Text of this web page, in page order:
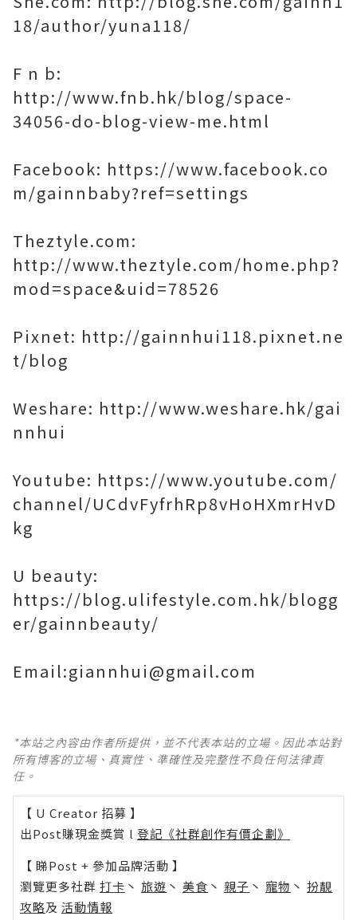
18/author/yuna118/
F n b:
http://www.fnb.hk/blog/space-
34056-do-blog-view-me.html
Facebook: https://www.facebook.co
m/gainnbaby?ref=settings
Theztyle.com:
http://www.theztyle.com/home.php?
mod=space&uid=78526
Pixnet: http://gainnhui118.pixnet.ne
t/blog
Weshare: http://www.weshare.hk/gai
nnhui
Youtube: https://www.youtube.com/
channel/UCdvFyfrhRp8vHoHXmrHvD
kg
U beauty:
https://blog.ulifestyle.com.hk/blogg
er/gainnbeauty/
Email:giannhui@gmail.com
*本站之內容由作者所提供，並不代表本站的立場。因此本站對
所有博客的立場、真實性、準確性及完整性不負任何法律責
任。
【 U Creator 招募 】
出Post賺現金獎賞 l 登記《社群創作有價企劃》
【 睇Post + 參加品牌活動 】
瀏覽更多社群 打卡 丶 旅遊 丶 美食 丶 親子 丶 寵物 丶 扮靚
攻略及 活動情報